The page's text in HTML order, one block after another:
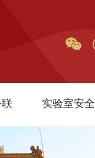
实验室安全